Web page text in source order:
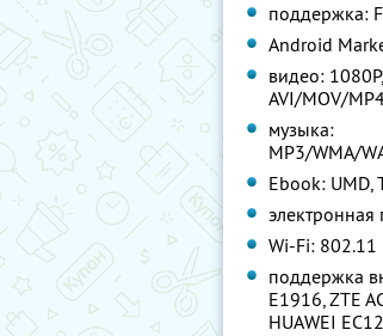
поддержка:
Android
видео: 1080P,
AVI/MOV/
музыка:
MP3/WMA/
Ebook: UMD,
электронная
Wi-Fi: 802.11
поддержка
E1916, ZTE
HUAWEI